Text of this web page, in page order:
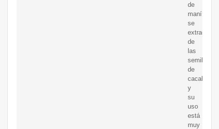
de
maní,
se
extrae
de
las
semillas
de
cacahuete
y
su
uso
está
muy